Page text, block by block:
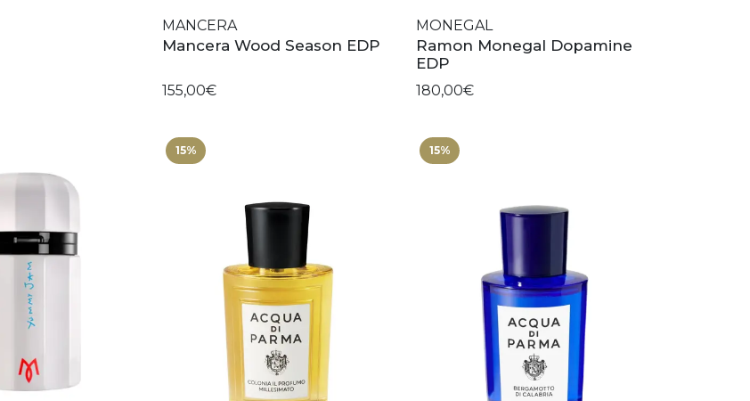
MANCERA
Mancera Wood Season EDP
155,00€
MONEGAL
Ramon Monegal Dopamine
EDP
180,00€
15% 15%